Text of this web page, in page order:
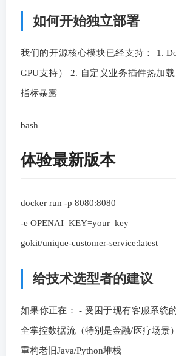
如何开始独立部署
我们的开源核心模块已经支持： 1.
GPU支持） 2. 自定义业务插件热加载
指标暴露
bash
体验最新版本
docker run -p 8080:8080
-e OPENAI_KEY=your_key
gokit/unique-customer-service:latest
给技术选型者的建议
如果你正在： - 受困于现有客服系统
全掌控数据流（特别是金融/医疗场景
重构老旧Java/Python堆栈